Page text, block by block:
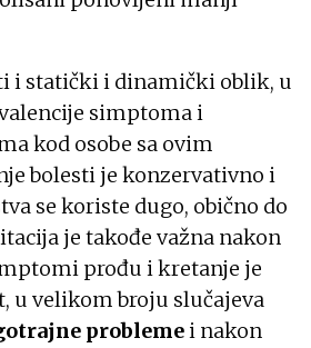
i statički i dinamički oblik, u
simptoma i
kod osobe sa ovim
bolesti je konzervativno i
se koriste dugo, obično do
je takođe važna nakon
prođu i kretanje je
u velikom broju slučajeva
problemei nakon